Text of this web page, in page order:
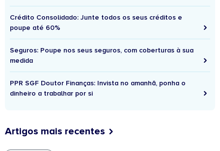
Crédito Consolidado: Junte todos os seus créditos e
poupe até 60%
Seguros: Poupe nos seus seguros, com coberturas à sua
medida
PPR SGF Doutor Finanças: Invista no amanhã, ponha o
dinheiro a trabalhar por si
Artigos mais recentes